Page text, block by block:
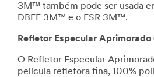
3M™ também pode ser usada
DBEF 3M™ e o ESR 3M™.
Refletor Especular Aprimorado
O Refletor Especular
película refletora fina, 100%